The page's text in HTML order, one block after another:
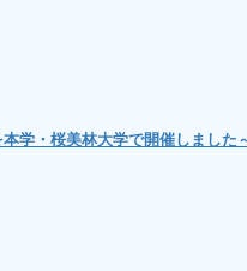
学・桜美林大学で開催しまし